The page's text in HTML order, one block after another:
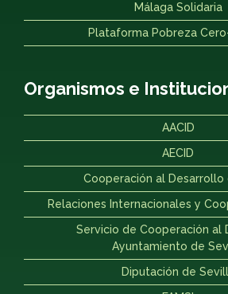
Málaga Solidaria
Plataforma Pobreza
Organismos e
AACID
AECID
Cooperación al Desarrollo
Relaciones Internacionales y
Servicio de Cooperación al
Ayuntamiento de
Diputación de